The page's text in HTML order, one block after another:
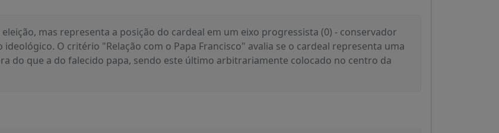
mas representa a posição do cardeal em um eixo progressista (0) - conservador
O critério "Relação com o Papa Francisco" avalia se o cardeal representa uma
do que a do falecido papa, sendo este último arbitrariamente colocado no centro da